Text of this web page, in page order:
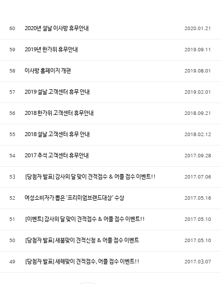
60 2020년 설날 이사방 휴무안내 2020.01.21
59 2019년 한가위 휴무안내 2019.09.11
58 이사방 홈페이지 개편 2019.08.01
57 2019 설날 고객센터 휴무 안내 2019.02.01
56 2018 한가위 고객센터 휴무안내 2018.09.21
55 2018 설날 고객센터 휴무 안내 2018.02.12
54 2017 추석 고객센터 휴무안내 2017.09.28
53 [당첨자 발표] 감사의 달 맞이 견적접수 & 어플 접수 이벤트!! 2017.07.06
52 여성소비자가 뽑은 '프리미엄브랜드대상' 수상 2017.05.16
51 [이벤트] 감사의 달 맞이 견적접수 & 어플 접수 이벤트!! 2017.05.10
50 [당첨자 발표] 새봄맞이 견적신청 & 어플 접수 이벤트 2017.05.10
49 [당첨자 발표] 새해맞이 견적접수, 어플 접수 이벤트!! 2017.03.07